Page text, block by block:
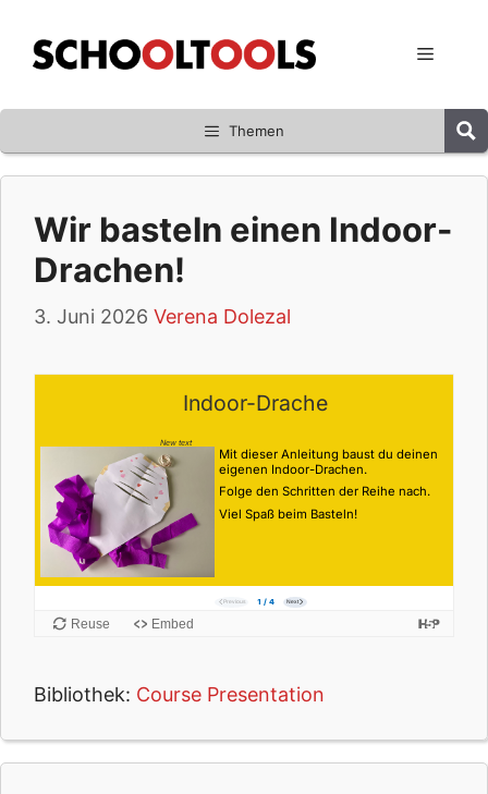
Inhalt
springen
Menü
Themen
Wir basteln einen Indoor-
Drachen!
3. Juni 2026 Verena Dolezal
Bibliothek: Course Presentation